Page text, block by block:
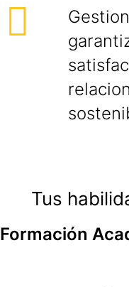
Tus
Formación